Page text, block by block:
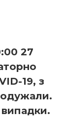
27
19, з
одужали.
випадки.